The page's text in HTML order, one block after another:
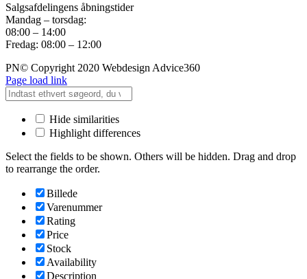
Salgsafdelingens åbningstider
Mandag – torsdag:
08:00 – 14:00
Fredag: 08:00 – 12:00
PN© Copyright 2020 Webdesign Advice360
Page load link
Hide similarities
Highlight differences
Select the fields to be shown. Others will be hidden. Drag and drop
to rearrange the order.
Billede
Varenummer
Rating
Price
Stock
Availability
Description